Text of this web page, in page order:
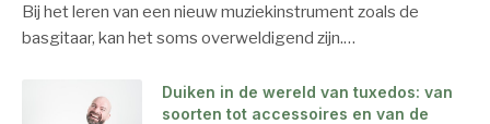
Bij het leren van een nieuw muziekinstrument zoals de
basgitaar, kan het soms overweldigend zijn.…
Duiken in de wereld van tuxedos: van
soorten tot accessoires en van de